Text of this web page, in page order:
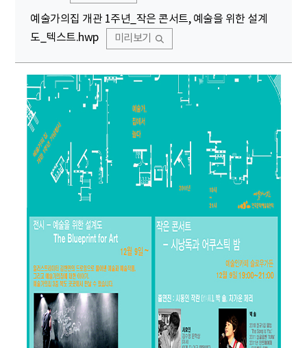
예술가의집 개관 1주년_작은 콘서트, 예술을 위한 설계
도_텍스트.hwp
미리보기